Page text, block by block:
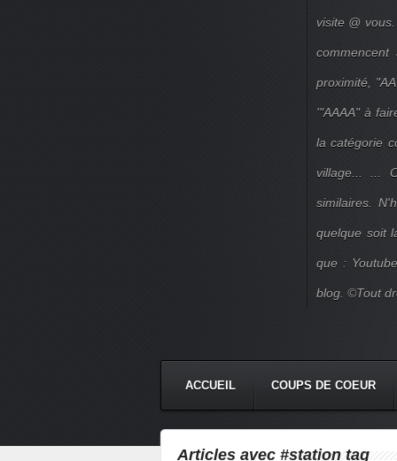
visite @
proximité,
'"AAAA" à
la catégorie
village... ...
similaires.
quelque soit
que :
blog. ©Tout
ACCUEIL COUPS DE COEUR
Articles avec #station tag